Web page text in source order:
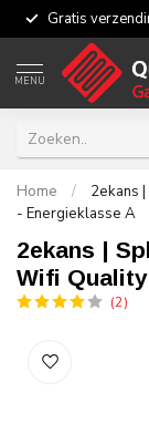
Gratis
MENU
Home /
2ekans
- Energieklasse A
2ekans |
Wifi
(2)